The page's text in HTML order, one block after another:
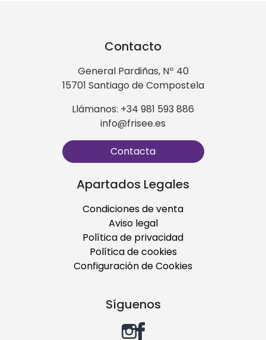
Contacto
General Pardiñas, Nº 40
15701 Santiago de Compostela
Llámanos: +34 981 593 886
info@frisee.es
Contacta
Apartados Legales
Condiciones de venta
Aviso legal
Política de privacidad
Política de cookies
Configuración de Cookies
Síguenos